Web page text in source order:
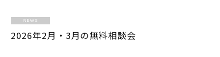
NEWS
2026年2月・3月の無料相談会